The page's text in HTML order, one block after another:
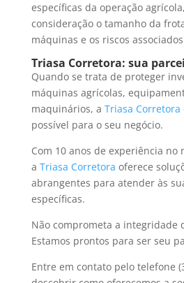
específicas da operação
consideração o tamanho da
máquinas e os riscos
Triasa Corretora: sua
Quando se trata de proteger
máquinas agrícolas,
maquinários, a Triasa Corretora
possível para o seu negócio.
Com 10 anos de experiência no
a Triasa Corretora oferece
abrangentes para atender às
específicas.
Não comprometa a integridade
Estamos prontos para ser seu
Entre em contato pelo telefone